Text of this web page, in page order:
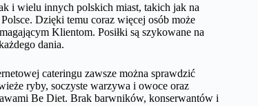
i wielu innych polskich miast, takich jak na
Dzięki temu coraz więcej osób może
Klientom. Posiłki są szykowane na
dania.
cateringu zawsze można sprawdzić
ryby, soczyste warzywa i owoce oraz
Be Diet. Brak barwników, konserwantów i